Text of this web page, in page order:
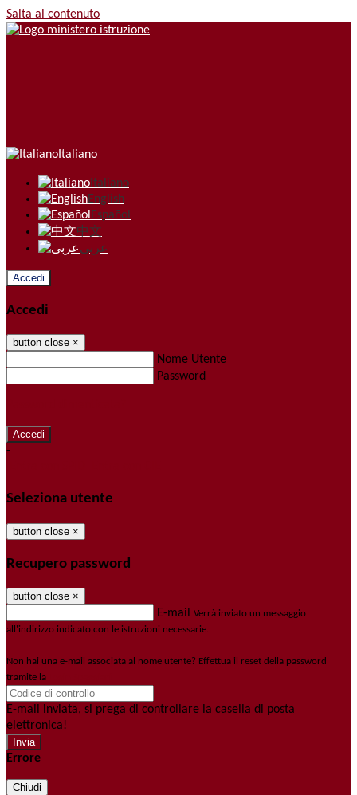
Salta al contenuto
Italiano
Italiano
English
Español
中文
عربى
Accedi
Accedi
button close ×
Nome Utente
Password
-
Seleziona utente
button close ×
Recupero password
button close ×
E-mail Verrà inviato un messaggio
all'indirizzo indicato con le istruzioni necessarie.
Non hai una e-mail associata al nome utente? Effettua il reset della password
tramite la
E-mail inviata, si prega di controllare la casella di posta
elettronica!
Errore
Chiudi